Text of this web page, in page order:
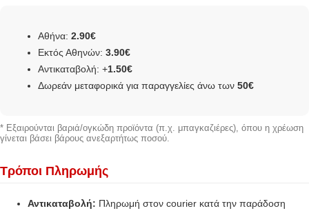
Αθήνα: 2.90€
Εκτός Αθηνών: 3.90€
Αντικαταβολή: +1.50€
Δωρεάν μεταφορικά για παραγγελίες άνω των 50€
* Εξαιρούνται βαριά/ογκώδη προϊόντα (π.χ. μπαγκαζιέρες), όπου η χρέωση
γίνεται βάσει βάρους ανεξαρτήτως ποσού.
Τρόποι Πληρωμής
Αντικαταβολή: Πληρωμή στον courier κατά την παράδοση